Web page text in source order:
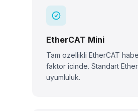
EtherCAT Mini
Tam ozellikli EtherCAT
faktor icinde. Standart
uyumluluk.